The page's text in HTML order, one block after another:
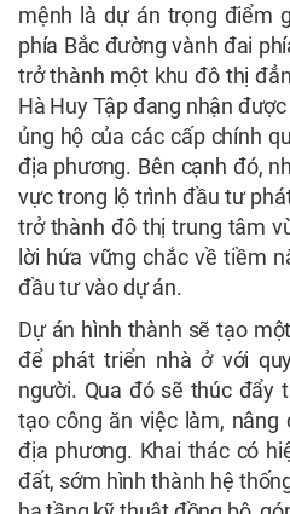
mệnh là dự án trọng điểm
phía Bắc đường vành đai
trở thành một khu đô thị
Hà Huy Tập đang nhận
ủng hộ của các cấp chính
địa phương. Bên cạnh đó,
vực trong lộ trình đầu tư
trở thành đô thị trung tâm
lời hứa vững chắc về tiềm
đầu tư vào dự án.
Dự án hình thành sẽ tạo
để phát triển nhà ở với
người. Qua đó sẽ thúc đẩy
tạo công ăn việc làm,
địa phương. Khai thác có
đất, sớm hình thành hệ